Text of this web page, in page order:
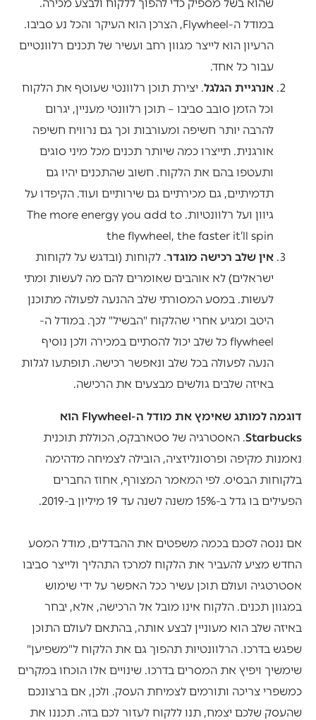
שהוא בשל מספיק כדי להפוך ללקוח ולבצע מכירה.
במודל ה-Flywheel, הצרכן הוא העיקר והכל נע סביבו.
הרעיון הוא לייצר מגוון רחב ועשיר של תכנים רלוונטיים
עבור כל אחד.
אנרגיית הגלגל. יצירת תוכן רלוונטי שעוטף את הלקוח
וכל הזמן סובב סביבו – תוכן רלוונטי מעניין, יגרום
להרבה יותר חשיפה ומעורבות וכך גם נרוויח חשיפה
אורגנית. תייצרו כמה שיותר תכנים מכל מיני סוגים
ותעטפו בהם את הלקוח. חשוב שהתכנים יהיו גם
תדמיתיים, גם מכירתיים גם שירותיים ועוד. הקיפדו על
גיוון ועל רלוונטיות. The more energy you add to
the flywheel, the faster it’ll spin
אין שלב רכישה מוגדר. לקוחות (ובדגש על לקוחות
ישראלים) לא אוהבים שאומרים להם מה לעשות ומתי
לעשות. במסע המסורתי שלב ההנעה לפעולה מתוכנן
היטב ומגיע אחרי שהלקוח "הבשיל" לכך. במודל ה-
flywheel כל שלב יכול להסתיים במכירה ולכן נוסיף
הנעה לפעולה בכל שלב ונאפשר רכישה. תופתעו לגלות
באיזה שלבים גולשים מבצעים את הרכישה.
דוגמה למותג שאימץ את מודל ה-Flywheel הוא
Starbucks. האסטרגיה של סטארבקס, הכוללת תוכנית
נאמנות מקיפה ופרסונליזציה, הובילה לצמיחה מדהימה
בלקוחות הבסיס. לפי המאמר המצורף, אחוז החברים
הפעילים בו גדל ב-15% משנה לשנה עד 19 מיליון ב-2019.
אם ננסה לסכם בכמה משפטים את ההבדלים, מודל המסע
החדש מציע להעביר את הלקוח למרכז התהליך ולייצר סביבו
אסטרטגיה ועולם תוכן עשיר ככל האפשר על ידי שימוש
במגוון תכנים. הלקוח אינו מובל אל הרכישה, אלא, יבחר
באיזה שלב הוא מעוניין לבצע אותה, בהתאם לעולם התוכן
שפגש בדרכו. הרלוונטיות תהפוך גם את הלקוח ל"משפיען"
שימשיך ויפיץ את המסרים בדרכו. שינויים אלו הוכחו במקרים
כמשפרי צריכה ותורמים לצמיחת העסק. ולכן, אם ברצונכם
שהעסק שלכם יצמח, תנו ללקוח לעזור לכם בזה. תכננו את